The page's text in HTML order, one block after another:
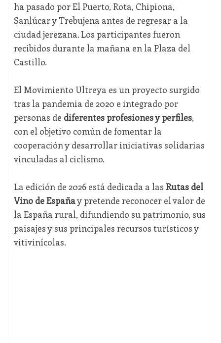
ha pasado por El Puerto, Rota, Chipiona,
Sanlúcar y Trebujena antes de regresar a la
ciudad jerezana. Los participantes fueron
recibidos durante la mañana en la Plaza del
Castillo.
El Movimiento Ultreya es un proyecto surgido
tras la pandemia de 2020 e integrado por
personas de diferentes profesiones y perfiles,
con el objetivo común de fomentar la
cooperación y desarrollar iniciativas solidarias
vinculadas al ciclismo.
La edición de 2026 está dedicada a las Rutas del
Vino de Españay pretende reconocer el valor de
la España rural, difundiendo su patrimonio, sus
paisajes y sus principales recursos turísticos y
vitivinícolas.